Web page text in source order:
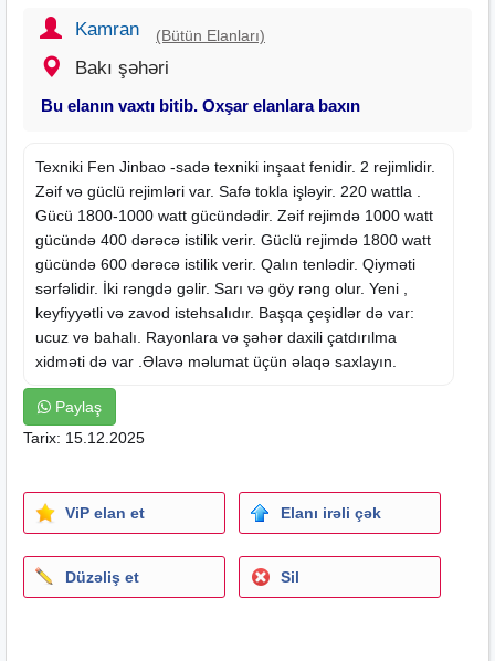
Kamran (Bütün Elanları)
Bakı şəhəri
Bu elanın vaxtı bitib. Oxşar elanlara baxın
Texniki Fen Jinbao -sadə texniki inşaat fenidir. 2 rejimlidir.
Zəif və güclü rejimləri var. Safə tokla işləyir. 220 wattla .
Gücü 1800-1000 watt gücündədir. Zəif rejimdə 1000 watt
gücündə 400 dərəcə istilik verir. Güclü rejimdə 1800 watt
gücündə 600 dərəcə istilik verir. Qalın tenlədir. Qiyməti
sərfəlidir. İki rəngdə gəlir. Sarı və göy rəng olur. Yeni ,
keyfiyyətli və zavod istehsalıdır. Başqa çeşidlər də var:
ucuz və bahalı. Rayonlara və şəhər daxili çatdırılma
xidməti də var .Əlavə məlumat üçün əlaqə saxlayın.
Paylaş
Tarix: 15.12.2025
ViP elan et Elanı irəli çək
Düzəliş et Sil